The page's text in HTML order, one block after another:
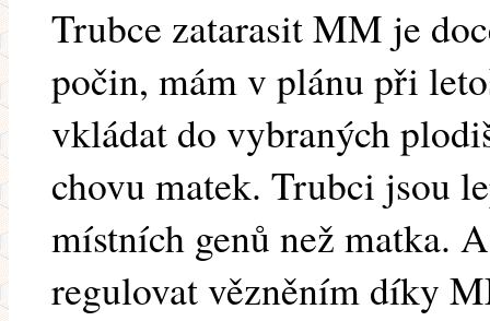
Trubce zatarasit MM je
počin, mám v plánu při
vkládat do vybraných
chovu matek. Trubci jsou
místních genů než matka.
regulovat vězněním díky